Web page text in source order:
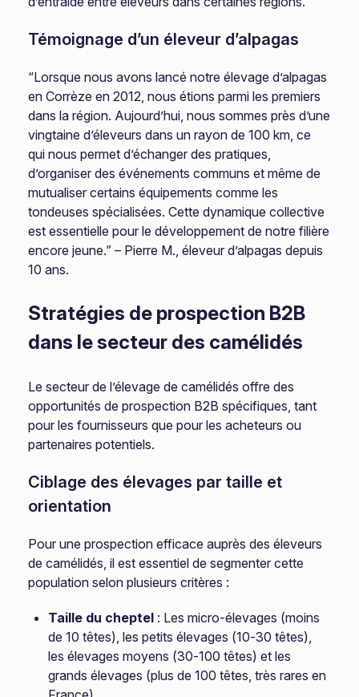
Témoignage d’un éleveur d’alpagas
“Lorsque nous avons lancé notre élevage d’alpagas
en Corrèze en 2012, nous étions parmi les premiers
dans la région. Aujourd’hui, nous sommes près d’une
vingtaine d’éleveurs dans un rayon de 100 km, ce
qui nous permet d’échanger des pratiques,
d’organiser des événements communs et même de
mutualiser certains équipements comme les
tondeuses spécialisées. Cette dynamique collective
est essentielle pour le développement de notre filière
encore jeune.” – Pierre M., éleveur d’alpagas depuis
10 ans.
Stratégies de prospection B2B
dans le secteur des camélidés
Le secteur de l’élevage de camélidés offre des
opportunités de prospection B2B spécifiques, tant
pour les fournisseurs que pour les acheteurs ou
partenaires potentiels.
Ciblage des élevages par taille et
orientation
Pour une prospection efficace auprès des éleveurs
de camélidés, il est essentiel de segmenter cette
population selon plusieurs critères :
Taille du cheptel : Les micro-élevages (moins
de 10 têtes), les petits élevages (10-30 têtes),
les élevages moyens (30-100 têtes) et les
grands élevages (plus de 100 têtes, très rares en